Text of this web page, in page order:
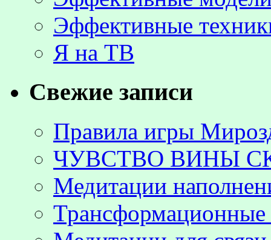
Эффективные
Я на ТВ
Свежие записи
Правила игры
ЧУВСТВО ВИНЫ
Медитации
Трансформационные